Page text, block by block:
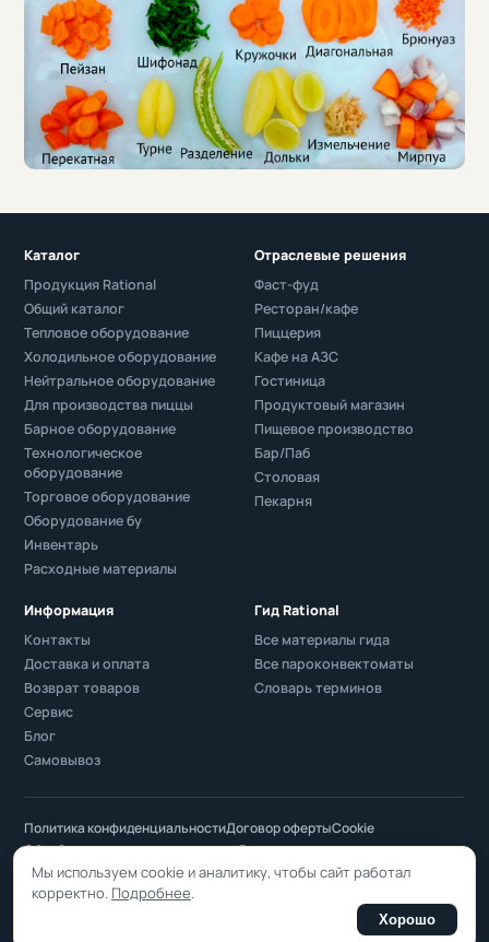
Каталог
Продукция Rational
Общий каталог
Тепловое оборудование
Холодильное оборудование
Нейтральное оборудование
Для производства пиццы
Барное оборудование
Технологическое
оборудование
Торговое оборудование
Оборудование бу
Инвентарь
Расходные материалы
Отраслевые решения
Фаст-фуд
Ресторан/кафе
Пиццерия
Кафе на АЗС
Гостиница
Продуктовый магазин
Пищевое производство
Бар/Паб
Столовая
Пекарня
Информация
Контакты
Доставка и оплата
Возврат товаров
Сервис
Блог
Самовывоз
Гид Rational
Все материалы гида
Все пароконвектоматы
Словарь терминов
Политика конфиденциальностиДоговор офертыCookie
Обработка персональных данныхВозврат товаров
ООО «Фуд Академия» · ОГРН 1117746250137 · ИНН/КПП 7729679094 /
772901001 · 119361, Москва, ул. Никулинская, д. 35, стр. 1 · +7 (495) 984-34-
Мы используем cookie и аналитику, чтобы сайт работал
корректно. Подробнее.
Хорошо